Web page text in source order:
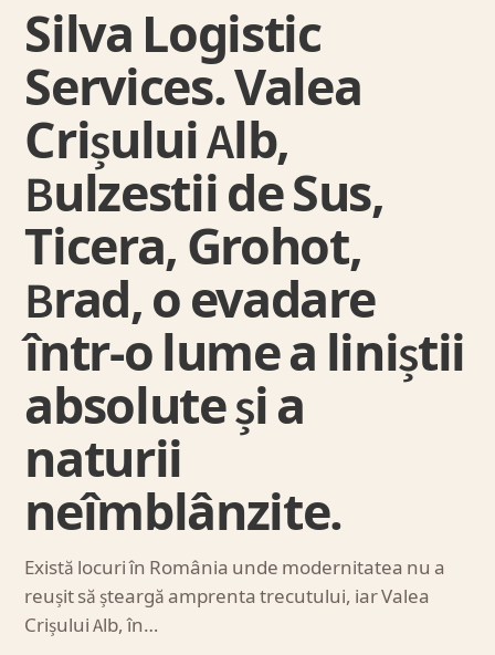
Silva Logistic
Services. Valea
Crișului Alb,
Bulzestii de Sus,
Ticera, Grohot,
Brad, o evadare
într-o lume a liniștii
absolute și a
naturii
neîmblânzite.
Există locuri în România unde modernitatea nu a
reușit să șteargă amprenta trecutului, iar Valea
Crișului Alb, în…